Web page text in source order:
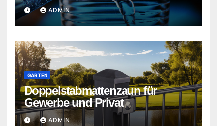
ADMIN
GARTEN
Doppelstabmattenzaun für
Gewerbe und Privat
ADMIN